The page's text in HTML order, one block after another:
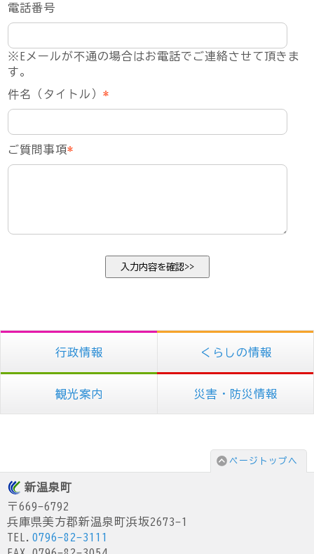
電話番号
※Eメールが不通の場合はお電話でご連絡させて頂きま
す。
件名（タイトル）*
ご質問事項*
行政情報 くらしの情報
観光案内 災害・防災情報
ページトップへ
新温泉町
〒669-6792
兵庫県美方郡新温泉町浜坂2673-1
TEL. 0796-82-3111